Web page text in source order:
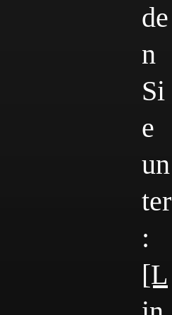
de
n
Si
e
un
ter
:
[L